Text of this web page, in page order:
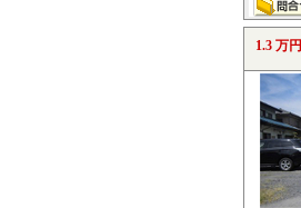
1.3 万円